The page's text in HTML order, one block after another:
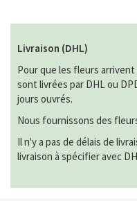
Livraison (DHL)
Pour que les fleurs
sont livrées par DHL ou
jours ouvrés.
Nous fournissons des
Il n'y a pas de délais de
livraison à spécifier avec